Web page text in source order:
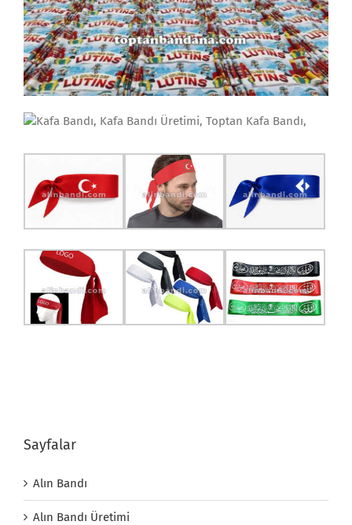
Sayfalar
Alın Bandı
Alın Bandı Üretimi